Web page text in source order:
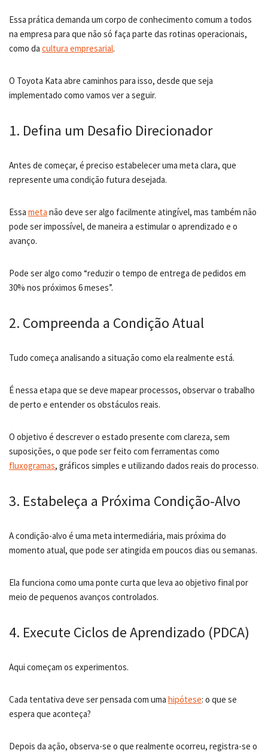
Essa prática demanda um corpo de conhecimento comum a todos
na empresa para que não só faça parte das rotinas operacionais,
como da cultura empresarial.
O Toyota Kata abre caminhos para isso, desde que seja
implementado como vamos ver a seguir.
1. Defina um Desafio Direcionador
Antes de começar, é preciso estabelecer uma meta clara, que
represente uma condição futura desejada.
Essa meta não deve ser algo facilmente atingível, mas também não
pode ser impossível, de maneira a estimular o aprendizado e o
avanço.
Pode ser algo como “reduzir o tempo de entrega de pedidos em
30% nos próximos 6 meses”.
2. Compreenda a Condição Atual
Tudo começa analisando a situação como ela realmente está.
É nessa etapa que se deve mapear processos, observar o trabalho
de perto e entender os obstáculos reais.
O objetivo é descrever o estado presente com clareza, sem
suposições, o que pode ser feito com ferramentas como
fluxogramas, gráficos simples e utilizando dados reais do processo.
3. Estabeleça a Próxima Condição-Alvo
A condição-alvo é uma meta intermediária, mais próxima do
momento atual, que pode ser atingida em poucos dias ou semanas.
Ela funciona como uma ponte curta que leva ao objetivo final por
meio de pequenos avanços controlados.
4. Execute Ciclos de Aprendizado (PDCA)
Aqui começam os experimentos.
Cada tentativa deve ser pensada com uma hipótese: o que se
espera que aconteça?
Depois da ação, observa-se o que realmente ocorreu, registra-se o